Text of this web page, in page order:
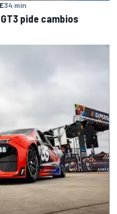
34 min
pide cambios